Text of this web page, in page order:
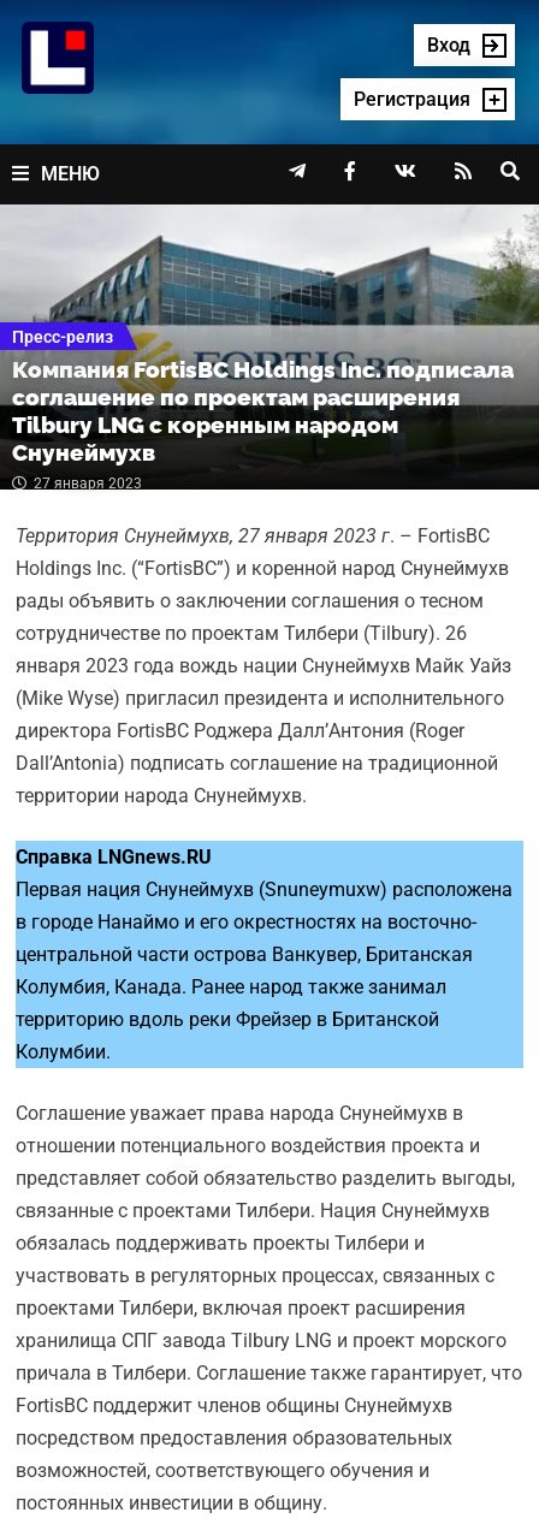
содержимому
Вход
Регистрация
МЕНЮ    
Пресс-релиз
Компания FortisBC Holdings Inc. подписала
соглашение по проектам расширения
Tilbury LNG с коренным народом
Снунеймухв
27 января 2023
Территория Снунеймухв, 27 января 2023 г. – FortisBC
Holdings Inc. (“FortisBC”) и коренной народ Снунеймухв
рады объявить о заключении соглашения о тесном
сотрудничестве по проектам Тилбери (Tilbury). 26
января 2023 года вождь нации Снунеймухв Майк Уайз
(Mike Wyse) пригласил президента и исполнительного
директора FortisBC Роджера Далл’Антония (Roger
Dall’Antonia) подписать соглашение на традиционной
территории народа Снунеймухв.
Справка LNGnews.RU
Первая нация Снунеймухв (Snuneymuxw) расположена
в городе Нанаймо и его окрестностях на восточно-
центральной части острова Ванкувер, Британская
Колумбия, Канада. Ранее народ также занимал
территорию вдоль реки Фрейзер в Британской
Колумбии.
Соглашение уважает права народа Снунеймухв в
отношении потенциального воздействия проекта и
представляет собой обязательство разделить выгоды,
связанные с проектами Тилбери. Нация Снунеймухв
обязалась поддерживать проекты Тилбери и
участвовать в регуляторных процессах, связанных с
проектами Тилбери, включая проект расширения
хранилища СПГ завода Tilbury LNG и проект морского
причала в Тилбери. Соглашение также гарантирует, что
FortisBC поддержит членов общины Снунеймухв
посредством предоставления образовательных
возможностей, соответствующего обучения и
постоянных инвестиции в общину.